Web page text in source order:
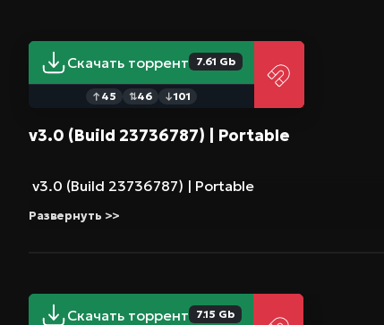
качества, где геймплей остаётся насыщенным и
атмосфера, выбор и свобода действий, но вы
историю, Cralon предложит неповторимый опыт
Скачать торрент 7.61 Gb
↑ 45 ⇅46 ↓101
v3.0 (Build 23736787) | Portable
v3.0 (Build 23736787) | Portable
Развернуть >>
Скачать торрент 7.15 Gb